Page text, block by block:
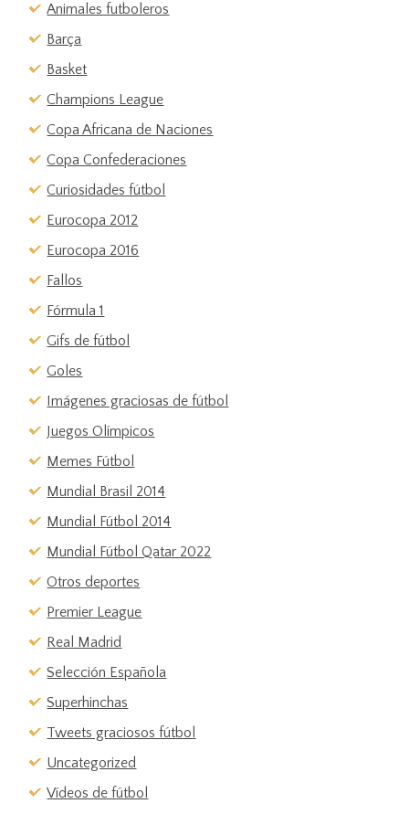
Animales futboleros
Barça
Basket
Champions League
Copa Africana de Naciones
Copa Confederaciones
Curiosidades fútbol
Eurocopa 2012
Eurocopa 2016
Fallos
Fórmula 1
Gifs de fútbol
Goles
Imágenes graciosas de fútbol
Juegos Olímpicos
Memes Fútbol
Mundial Brasil 2014
Mundial Fútbol 2014
Mundial Fútbol Qatar 2022
Otros deportes
Premier League
Real Madrid
Selección Española
Superhinchas
Tweets graciosos fútbol
Uncategorized
Vídeos de fútbol